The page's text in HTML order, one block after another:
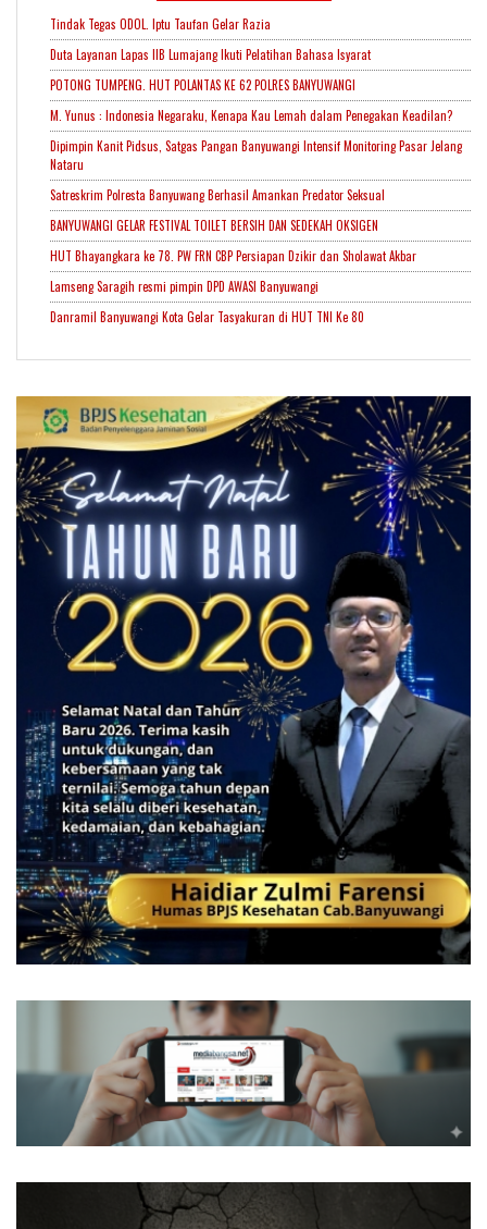
Tindak Tegas ODOL. Iptu Taufan Gelar Razia
Duta Layanan Lapas IIB Lumajang Ikuti Pelatihan Bahasa Isyarat
POTONG TUMPENG. HUT POLANTAS KE 62 POLRES BANYUWANGI
M. Yunus : Indonesia Negaraku, Kenapa Kau Lemah dalam Penegakan Keadilan?
Dipimpin Kanit Pidsus, Satgas Pangan Banyuwangi Intensif Monitoring Pasar Jelang
Nataru
Satreskrim Polresta Banyuwang Berhasil Amankan Predator Seksual
BANYUWANGI GELAR FESTIVAL TOILET BERSIH DAN SEDEKAH OKSIGEN
HUT Bhayangkara ke 78. PW FRN CBP Persiapan Dzikir dan Sholawat Akbar
Lamseng Saragih resmi pimpin DPD AWASI Banyuwangi
Danramil Banyuwangi Kota Gelar Tasyakuran di HUT TNI Ke 80